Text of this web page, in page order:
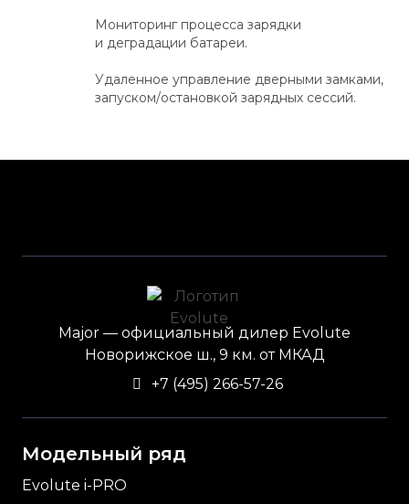
Мониторинг процесса зарядки
и деградации батареи.
Удаленное управление дверными замками,
запуском/остановкой зарядных сессий.
Major — официальный дилер Evolute
Новорижское ш., 9 км. от МКАД
+7 (495) 266-57-26
Модельный ряд
Evolute i-PRO